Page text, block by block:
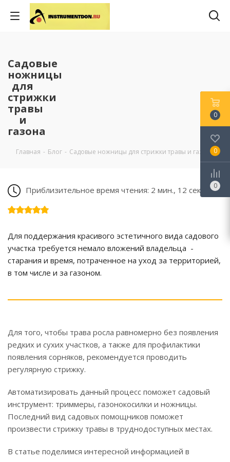
Садовые
ножницы
для
стрижки
травы
и
газона
Главная - Блог - Садовые ножницы для стрижки травы и газона
Приблизительное время чтения: 2 мин., 12 сек.
Для поддержания красивого эстетичного вида садового
участка требуется немало вложений владельца -
старания и время, потраченное на уход за территорией,
в том числе и за газоном.
Для того, чтобы трава росла равномерно без появления
редких и сухих участков, а также для профилактики
появления сорняков, рекомендуется проводить
регулярную стрижку.
Автоматизировать данный процесс поможет садовый
инструмент: триммеры, газонокосилки и ножницы.
Последний вид садовых помощников поможет
произвести стрижку травы в труднодоступных местах.
В статье поделимся интересной информацией в
0
0
0